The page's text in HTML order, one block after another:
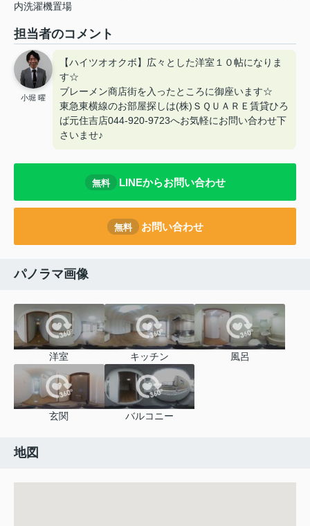
内洗濯機置場
担当者のコメント
小堀 曜
【ハイツオオクボ】広々とした洋室１０帖になりま
す☆
ブレーメン商店街を入ったところに御座います☆
東急東横線のお部屋探しは(株)ＳＱＵＡＲＥ賃貸ひろ
ば元住吉店044-920-9723へお気軽にお問い合わせ下
さいませ♪
無料 LINEからお問い合わせ
無料 お問い合わせ
パノラマ画像
洋室 キッチン 風呂
玄関 バルコニー
地図